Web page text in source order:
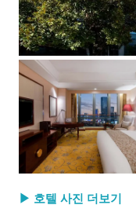
▶ 호텔 사진 더보기